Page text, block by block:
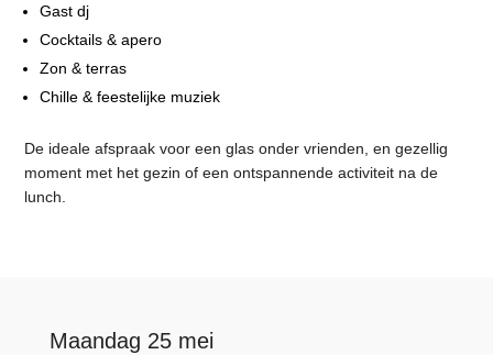
Gast dj
Cocktails & apero
Zon & terras
Chille & feestelijke muziek
De ideale afspraak voor een glas onder vrienden, en gezellig
moment met het gezin of een ontspannende activiteit na de
lunch.
Maandag 25 mei